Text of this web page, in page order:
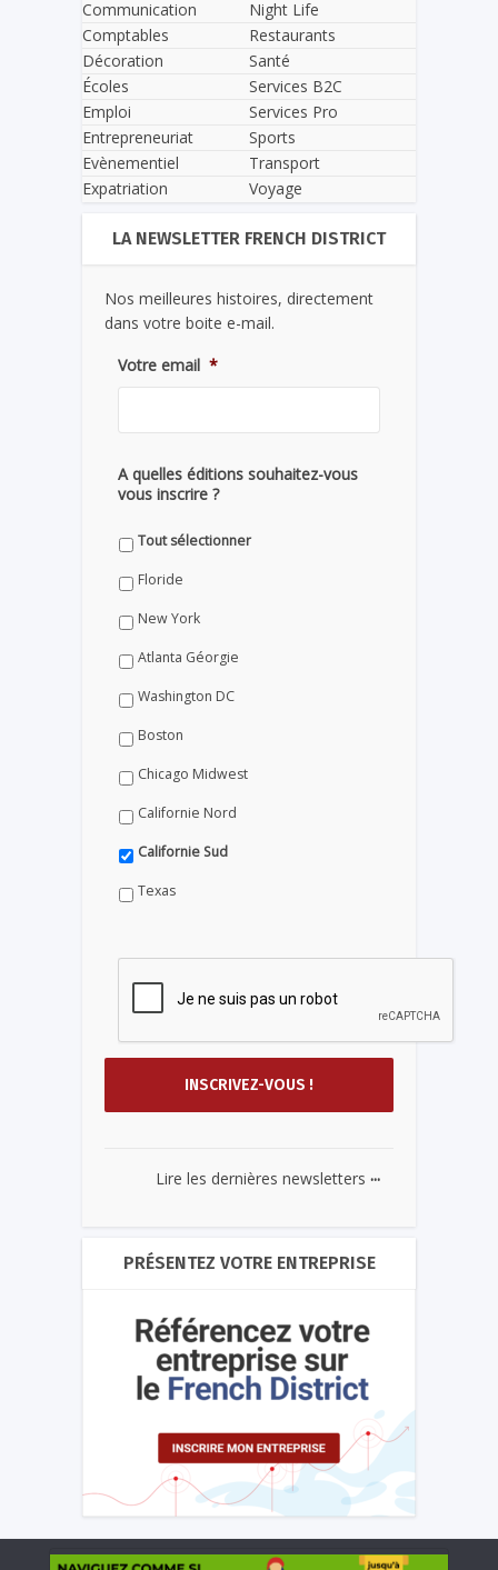
Communication
Comptables
Décoration
Écoles
Emploi
Entrepreneuriat
Evènementiel
Expatriation
Night Life
Restaurants
Santé
Services B2C
Services Pro
Sports
Transport
Voyage
LA NEWSLETTER FRENCH DISTRICT
Nos meilleures histoires, directement
dans votre boite e-mail.
Votre email *
A quelles éditions souhaitez-vous
vous inscrire ?
Tout sélectionner
Floride
New York
Atlanta Géorgie
Washington DC
Boston
Chicago Midwest
Californie Nord
Californie Sud
Texas
Lire les dernières newsletters ...
PRÉSENTEZ VOTRE ENTREPRISE